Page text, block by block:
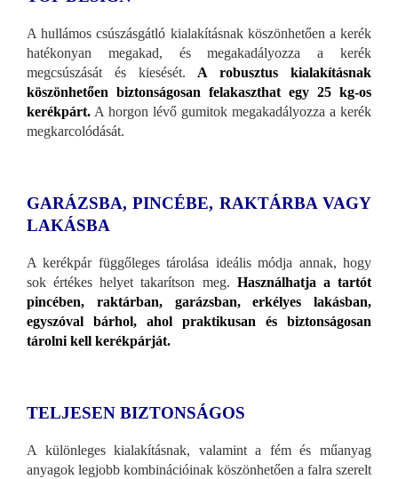
A hullámos csúszásgátló kialakításnak köszönhetően a kerék
hatékonyan megakad, és megakadályozza a kerék
megcsúszását és kiesését. A robusztus kialakításnak
köszönhetően biztonságosan felakaszthat egy 25 kg-os
kerékpárt. A horgon lévő gumitok megakadályozza a kerék
megkarcolódását.
GARÁZSBA, PINCÉBE, RAKTÁRBA VAGY
LAKÁSBA
A kerékpár függőleges tárolása ideális módja annak, hogy
sok értékes helyet takarítson meg. Használhatja a tartót
pincében, raktárban, garázsban, erkélyes lakásban,
egyszóval bárhol, ahol praktikusan és biztonságosan
tárolni kell kerékpárját.
TELJESEN BIZTONSÁGOS
A különleges kialakításnak, valamint a fém és műanyag
anyagok legjobb kombinációinak köszönhetően a falra szerelt